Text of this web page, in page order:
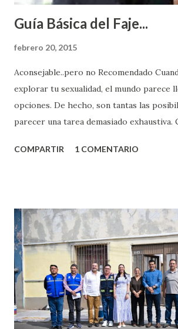
Guía Básica del Faje...
febrero 20, 2015
Aconsejable..pero no Recomendado
explorar tu sexualidad, el mundo parece
opciones. De hecho, son tantas las
parecer una tarea demasiado exhaustiva.
partes de ti que jamás hubieras
conoces ni la mitad de lo que deberías
quienes ya han tenido relaciones
o expertas en el tema. Siempre hay algo
aprender y nuevas experiencias que
chica y aún no has tenido relaciones
pienses que el sexo será increíble y no
experimentarlo, pero como cualquier
COMPARTIR 1 COMENTARIO